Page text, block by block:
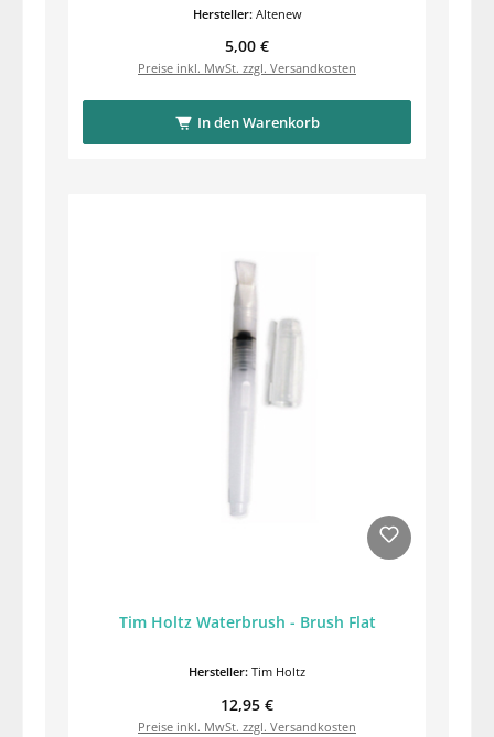
Hersteller: Altenew
Regulärer Preis:
5,00 €
Preise inkl. MwSt. zzgl. Versandkosten
In den Warenkorb
Tim Holtz Waterbrush - Brush Flat
Hersteller: Tim Holtz
Regulärer Preis:
12,95 €
Preise inkl. MwSt. zzgl. Versandkosten